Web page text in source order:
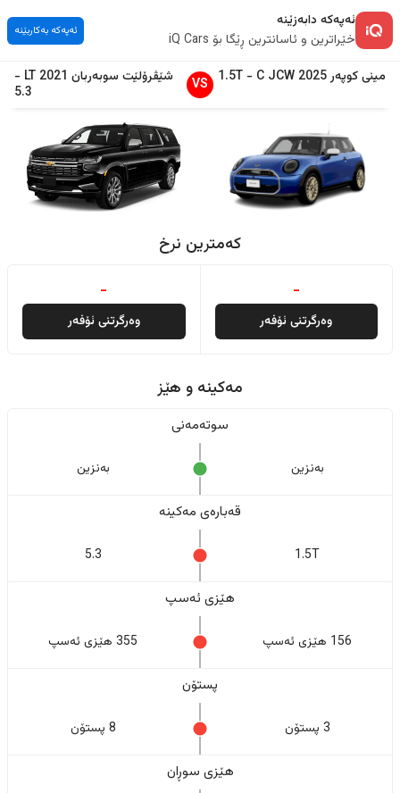
ئەپەکە دابەزێنە
خێراترین و ئاسانترین ڕێگا بۆ iQ Cars
ئەپەکە بەکاربێنە
مینیکوپەر2025
C JCW
-
1.5T
VS شێڤرۆلێت سوبەربان 2021
LT
-
5.3
کەمترین نرخ
-
وەرگرتنی ئۆفەر
-
وەرگرتنی ئۆفەر
مەکینە و هێز
سوتەمەنی
بەنزین بەنزین
قەبارەی مەکینە
1.5T
5.3
هێزی ئەسپ
156 هێزی ئەسپ 355 هێزی ئەسپ
پستۆن
3 پستۆن 8 پستۆن
هێزی سوڕان